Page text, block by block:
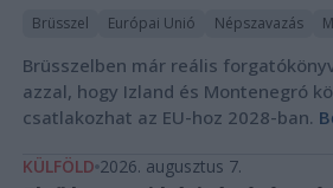
Brüsszel Európai Unió Népszavazás
Brüsszelben már reális
azzal, hogy Izland és Montenegró
csatlakozhat az EU-hoz 2028-ban.
KÜLFÖLD 2026. augusztus 7.